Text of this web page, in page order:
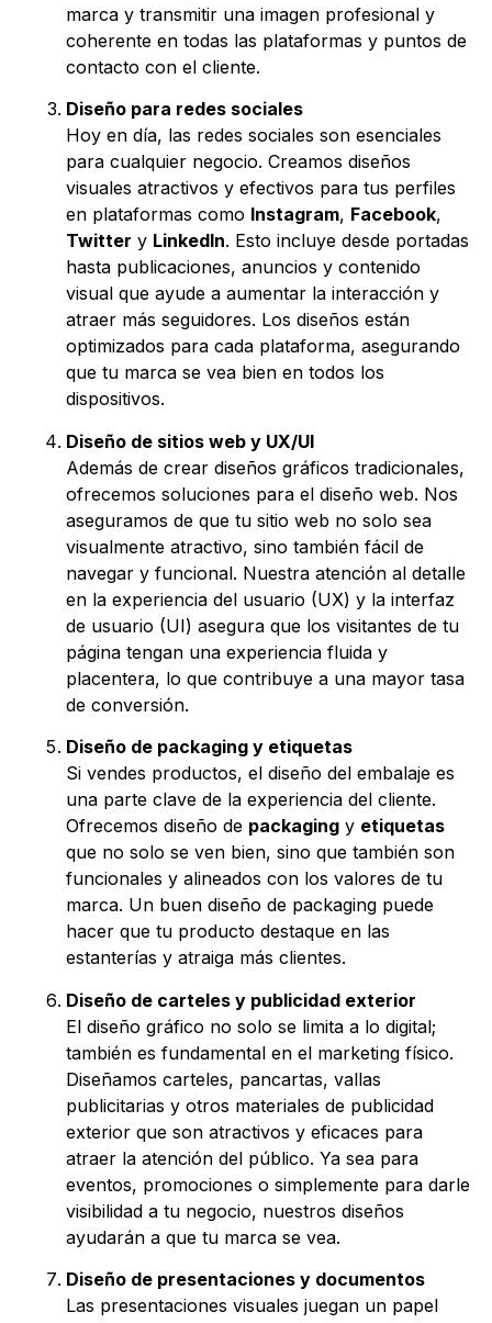
marca y transmitir una imagen profesional y
coherente en todas las plataformas y puntos de
contacto con el cliente.
Diseño para redes sociales
Hoy en día, las redes sociales son esenciales
para cualquier negocio. Creamos diseños
visuales atractivos y efectivos para tus perfiles
en plataformas como Instagram, Facebook,
Twitter y LinkedIn. Esto incluye desde portadas
hasta publicaciones, anuncios y contenido
visual que ayude a aumentar la interacción y
atraer más seguidores. Los diseños están
optimizados para cada plataforma, asegurando
que tu marca se vea bien en todos los
dispositivos.
Diseño de sitios web y UX/UI
Además de crear diseños gráficos tradicionales,
ofrecemos soluciones para el diseño web. Nos
aseguramos de que tu sitio web no solo sea
visualmente atractivo, sino también fácil de
navegar y funcional. Nuestra atención al detalle
en la experiencia del usuario (UX) y la interfaz
de usuario (UI) asegura que los visitantes de tu
página tengan una experiencia fluida y
placentera, lo que contribuye a una mayor tasa
de conversión.
Diseño de packaging y etiquetas
Si vendes productos, el diseño del embalaje es
una parte clave de la experiencia del cliente.
Ofrecemos diseño de packaging y etiquetas
que no solo se ven bien, sino que también son
funcionales y alineados con los valores de tu
marca. Un buen diseño de packaging puede
hacer que tu producto destaque en las
estanterías y atraiga más clientes.
Diseño de carteles y publicidad exterior
El diseño gráfico no solo se limita a lo digital;
también es fundamental en el marketing físico.
Diseñamos carteles, pancartas, vallas
publicitarias y otros materiales de publicidad
exterior que son atractivos y eficaces para
atraer la atención del público. Ya sea para
eventos, promociones o simplemente para darle
visibilidad a tu negocio, nuestros diseños
ayudarán a que tu marca se vea.
Diseño de presentaciones y documentos
Las presentaciones visuales juegan un papel